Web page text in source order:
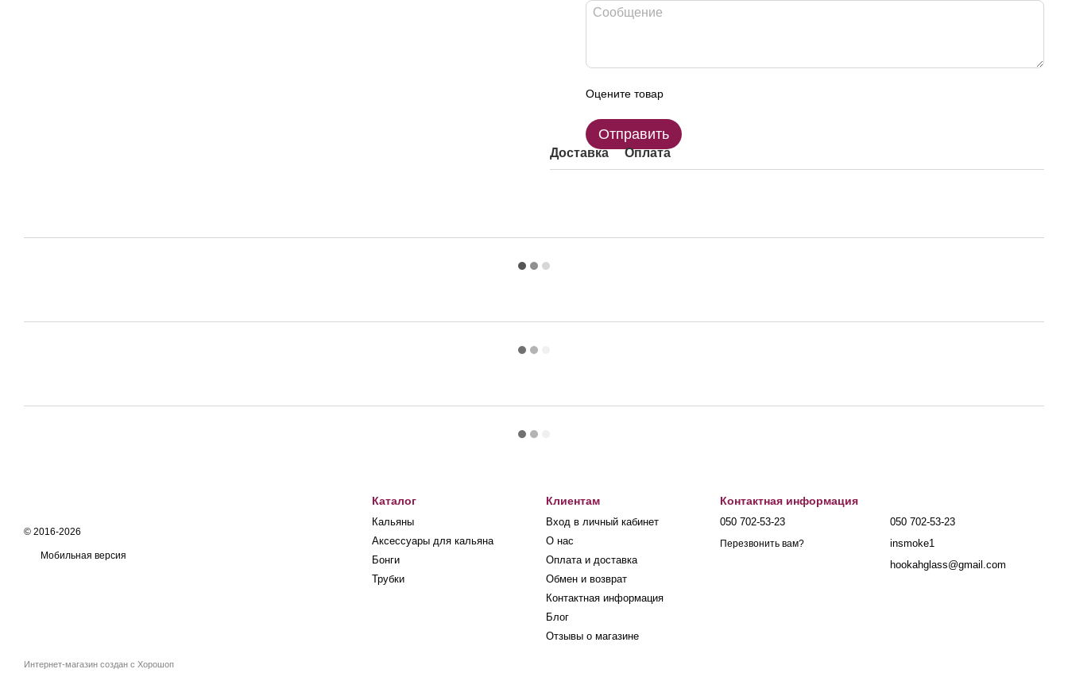
Оцените товар
Отправить
Доставка Оплата
© 2016-2026
Мобильная версия
Интернет-магазин создан с Хорошоп
Каталог
Кальяны
Аксессуары для кальяна
Бонги
Трубки
Клиентам
Вход в личный кабинет
О нас
Оплата и доставка
Обмен и возврат
Контактная информация
Блог
Отзывы о магазине
Контактная информация
050 702-53-23
Перезвонить вам?
050 702-53-23
insmoke1
hookahglass@gmail.com